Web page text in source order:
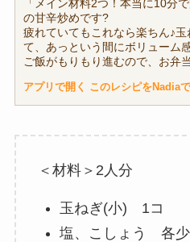
「メイン材料2つ！本当に10分
の甘辛炒めです?
疲れていてもこれなら楽ちん♪
て、あっという間にボリューム
ご飯がもりもり進むので、お弁
アプリで開く このレシピをNadia
＜材料＞2人分
玉ねぎ(小) 1コ
塩、こしょう 各少